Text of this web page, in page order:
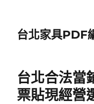
台北家具PDF
台北合法當
票貼現經營